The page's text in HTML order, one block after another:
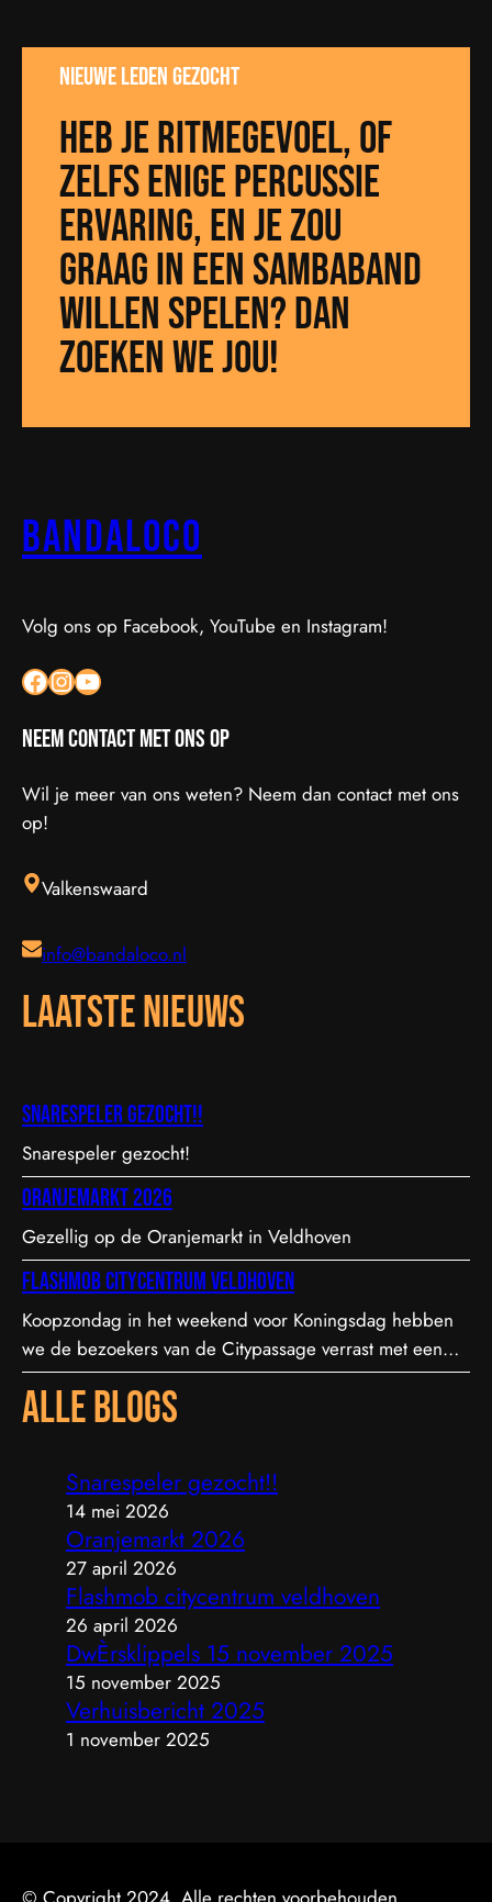
NIEuwe leden gezocht
Heb je ritmegevoel, of
zelfs enige PERCUSSIE
Ervaring, en je zou
graag in een sambaband
willen spelen? Dan
zoeken we jou!
Bandaloco
Volg ons op Facebook, YouTube en Instagram!
Facebook InstagramYouTube
Neem contact met ons op
Wil je meer van ons weten? Neem dan contact met ons
op!
Valkenswaard
info@bandaloco.nl
laatste nieuws
Snarespeler gezocht!!
Snarespeler gezocht!
Oranjemarkt 2026
Gezellig op de Oranjemarkt in Veldhoven
Flashmob citycentrum veldhoven
Koopzondag in het weekend voor Koningsdag hebben
we de bezoekers van de Citypassage verrast met een
flashmob.
alle blogs
Snarespeler gezocht!!
14 mei 2026
Oranjemarkt 2026
27 april 2026
Flashmob citycentrum veldhoven
26 april 2026
DwÈrsklippels 15 november 2025
15 november 2025
Verhuisbericht 2025
1 november 2025